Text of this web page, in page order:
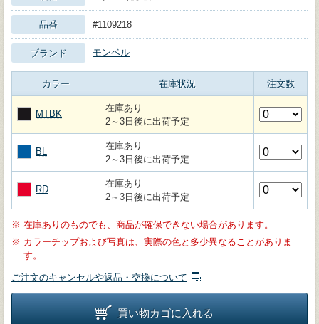
品番 #1109218
ブランド モンベル
カラー 在庫状況 注文数
MTBK
在庫あり
2～3日後に出荷予定
BL
在庫あり
2～3日後に出荷予定
RD
在庫あり
2～3日後に出荷予定
※ 在庫ありのものでも、商品が確保できない場合があります。
※ カラーチップおよび写真は、実際の色と多少異なることがありま
す。
ご注文のキャンセルや返品・交換について
買い物カゴに入れる